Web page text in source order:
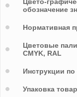
обозначение
Нормативная
Цветовые
CMYK, RAL
Инструкции по
Упаковка